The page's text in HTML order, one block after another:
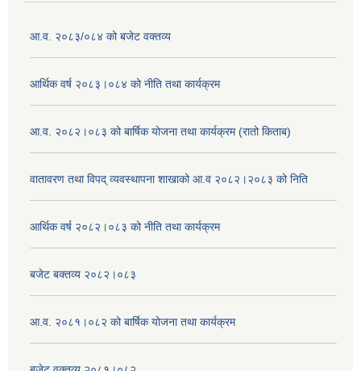
आ.व. २०८३/०८४ को बजेट वक्तव्य
आर्थिक वर्ष २०८३।०८४ को नीति तथा कार्यक्रम
आ.व. २०८२।०८३ को बार्षिक योजना तथा कार्यक्रम (रातो किताब)
वातावरण तथा विपद् व्यवस्थापना शाखाको आ.व २०८२।२०८३ को निति
आर्थिक वर्ष २०८२।०८३ को नीति तथा कार्यक्रम
बजेट बक्तव्य २०८२।०८३
आ.व. २०८१।०८२ को बार्षिक योजना तथा कार्यक्रम